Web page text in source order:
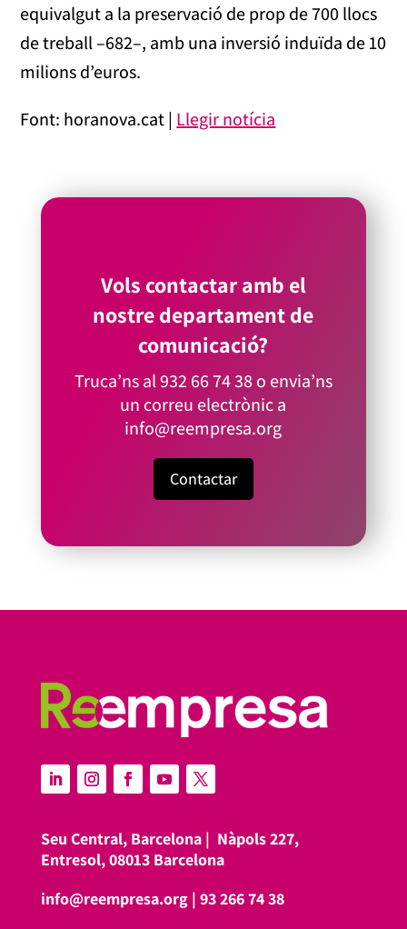
equivalgut a la preservació de prop de 700 llocs
de treball –682–, amb una inversió induïda de 10
milions d’euros.
Font: horanova.cat | Llegir notícia
Vols contactar amb el
nostre departament de
comunicació?
Truca’ns al932 66 74 38o envia’ns
un correu electrònic a
info@reempresa.org
Contactar
Seu Central, Barcelona | Nàpols 227,
Entresol, 08013 Barcelona
info@reempresa.org| 93 266 74 38